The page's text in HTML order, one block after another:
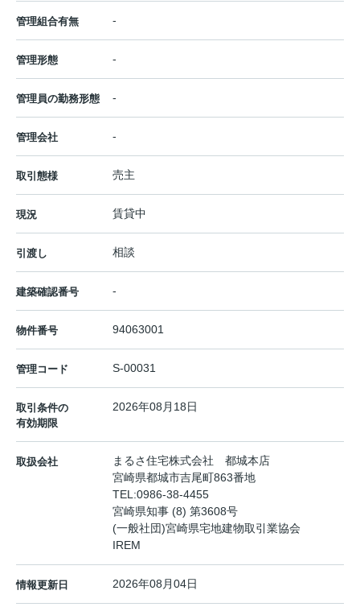
管理組合有無 -
管理形態 -
管理員の勤務形態 -
管理会社 -
取引態様 売主
現況 賃貸中
引渡し 相談
建築確認番号 -
物件番号 94063001
管理コード S-00031
取引条件の
有効期限
2026年08月18日
取扱会社
まるさ住宅株式会社 都城本店
宮崎県都城市吉尾町863番地
TEL:0986-38-4455
宮崎県知事 (8) 第3608号
(一般社団)宮崎県宅地建物取引業協会
IREM
情報更新日 2026年08月04日